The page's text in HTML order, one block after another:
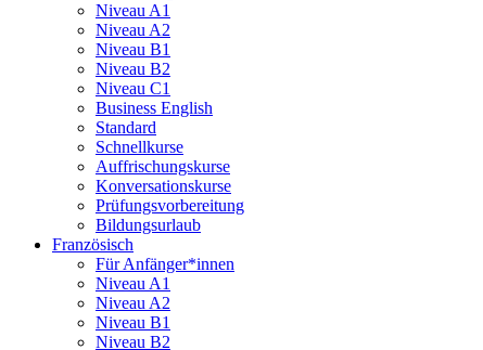
Niveau A1
Niveau A2
Niveau B1
Niveau B2
Niveau C1
Business English
Standard
Schnellkurse
Auffrischungskurse
Konversationskurse
Prüfungsvorbereitung
Bildungsurlaub
Französisch
Für Anfänger*innen
Niveau A1
Niveau A2
Niveau B1
Niveau B2